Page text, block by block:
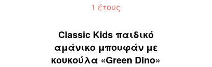
1 έτους
Classic Kids παιδικό
αμάνικο μπουφάν με
κουκούλα «Green Dino»